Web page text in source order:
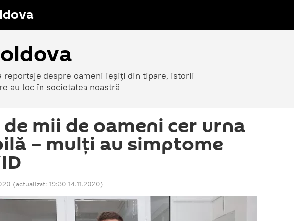
reportaje despre oameni ieșiți din tipare, istorii
au loc în societatea noastră
de mii de oameni cer urna
– mulți au simptome
(actualizat: 19:30 14.11.2020)